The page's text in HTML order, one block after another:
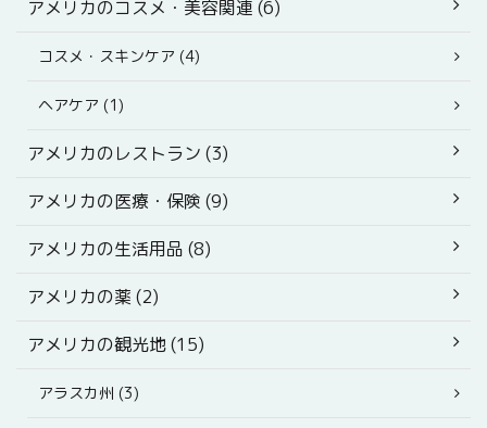
アメリカのコスメ・美容関連 (6)
コスメ・スキンケア (4)
ヘアケア (1)
アメリカのレストラン (3)
アメリカの医療・保険 (9)
アメリカの生活用品 (8)
アメリカの薬 (2)
アメリカの観光地 (15)
アラスカ州 (3)